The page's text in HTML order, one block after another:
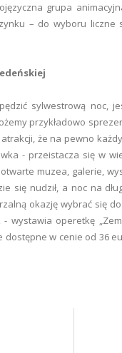
grupa
– do wyboru liczne
sylwestrową noc,
przykładowo
że na pewno
- przeistacza się w
muzea, galerie,
się nudził, a noc na
okazję wybrać się
wystawia operetkę
dostępne w cenie od 36